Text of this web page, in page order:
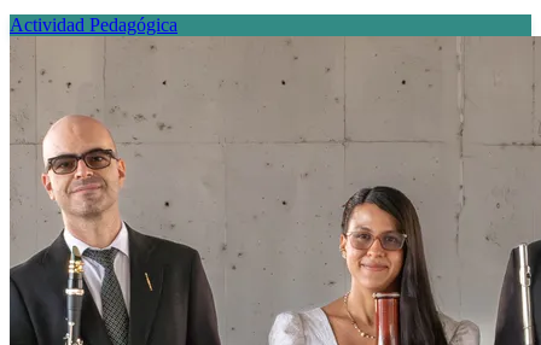
Actividad Pedagógica